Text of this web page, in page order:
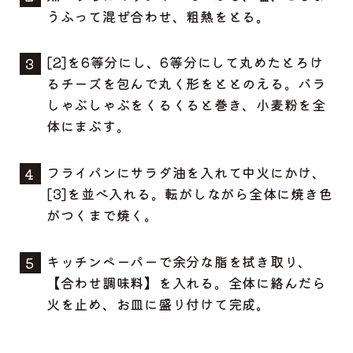
うふって混ぜ合わせ、粗熱をとる。
[2]を6等分にし、6等分にして丸めたとろけ
るチーズを包んで丸く形をととのえる。バラ
しゃぶしゃぶをくるくると巻き、小麦粉を全
体にまぶす。
フライパンにサラダ油を入れて中火にかけ、
[3]を並べ入れる。転がしながら全体に焼き色
がつくまで焼く。
キッチンペーパーで余分な脂を拭き取り、
【合わせ調味料】を入れる。全体に絡んだら
火を止め、お皿に盛り付けて完成。